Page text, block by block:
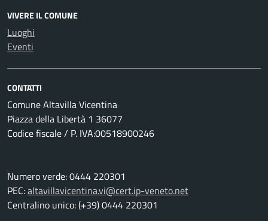
VIVERE IL COMUNE
Luoghi
Eventi
CONTATTI
Comune Altavilla Vicentina
Piazza della Libertà 1 36077
Codice fiscale / P. IVA:00518900246
Numero verde: 0444 220301
PEC:altavillavicentina.vi@cert.ip-veneto.net
Centralino unico: (+39) 0444 220301